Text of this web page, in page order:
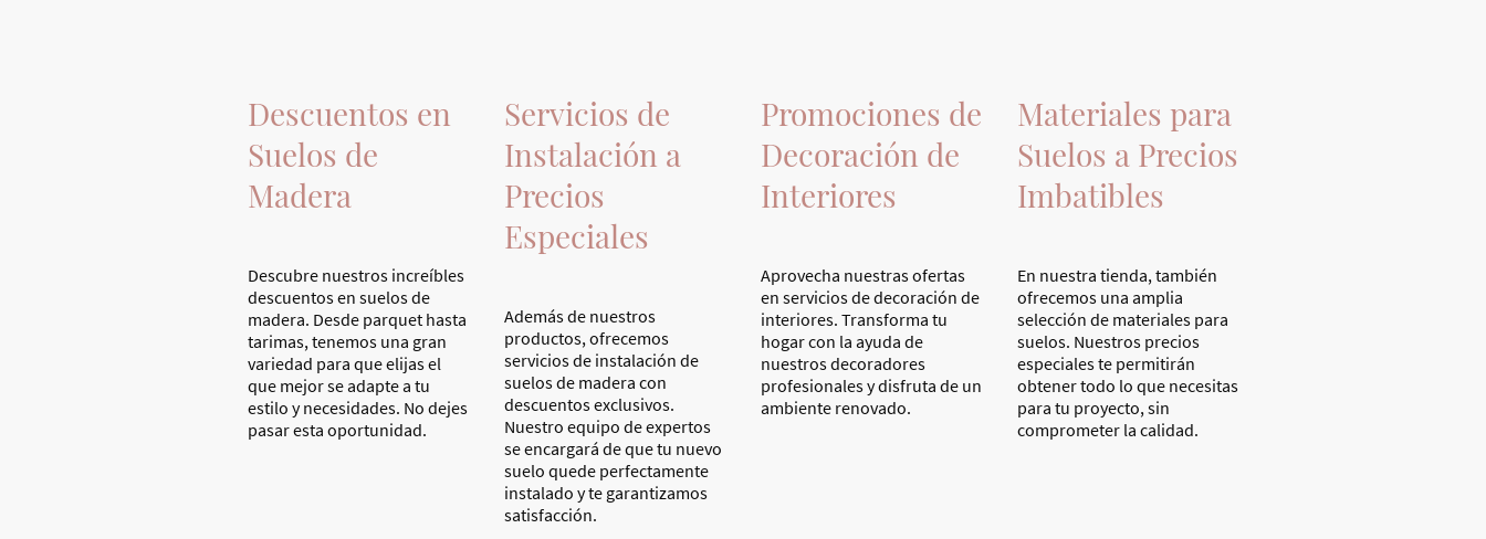
Descuentos en
Suelos de
Madera
Descubre nuestros increíbles
descuentos en suelos de
madera. Desde parquet hasta
tarimas, tenemos una gran
variedad para que elijas el
que mejor se adapte a tu
estilo y necesidades. No dejes
pasar esta oportunidad.
Servicios de
Instalación a
Precios
Especiales
Además de nuestros
productos, ofrecemos
servicios de instalación de
suelos de madera con
descuentos exclusivos.
Nuestro equipo de expertos
se encargará de que tu nuevo
suelo quede perfectamente
instalado y te garantizamos
satisfacción.
Promociones de
Decoración de
Interiores
Aprovecha nuestras ofertas
en servicios de decoración de
interiores. Transforma tu
hogar con la ayuda de
nuestros decoradores
profesionales y disfruta de un
ambiente renovado.
Materiales para
Suelos a Precios
Imbatibles
En nuestra tienda, también
ofrecemos una amplia
selección de materiales para
suelos. Nuestros precios
especiales te permitirán
obtener todo lo que necesitas
para tu proyecto, sin
comprometer la calidad.